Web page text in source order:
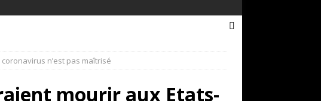
n’est pas maîtrisé
mourir aux Etats-